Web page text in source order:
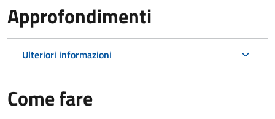
Approfondimenti
Ulteriori informazioni
Come fare